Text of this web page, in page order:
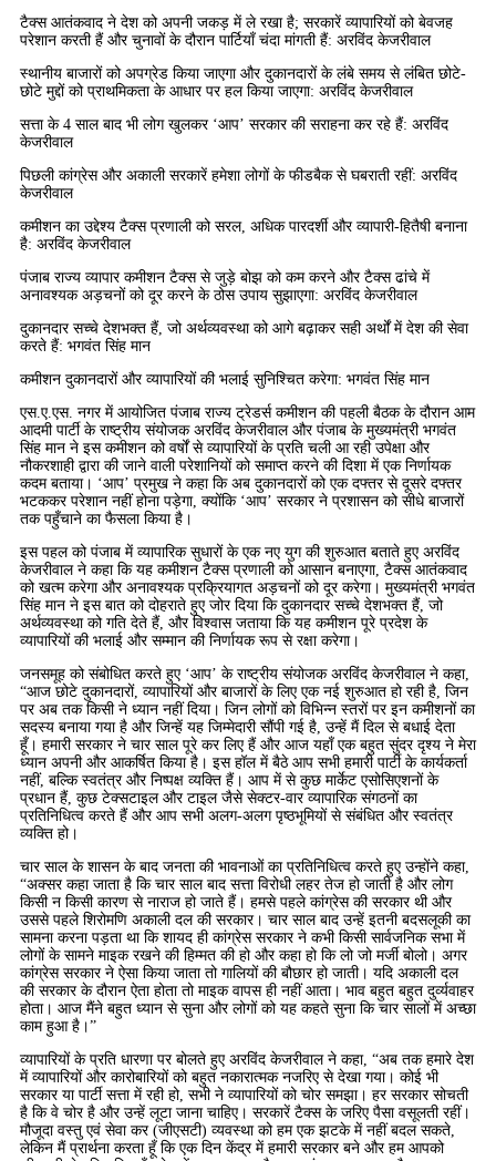
टैक्स आतंकवाद ने देश को अपनी जकड़ में ले रखा है; सरकारें व्यापारियों को बेवजह
परेशान करती हैं और चुनावों के दौरान पार्टियाँ चंदा मांगती हैं: अरविंद केजरीवाल
स्थानीय बाजारों को अपग्रेड किया जाएगा और दुकानदारों के लंबे समय से लंबित छोटे-
छोटे मुद्दों को प्राथमिकता के आधार पर हल किया जाएगा: अरविंद केजरीवाल
सत्ता के 4 साल बाद भी लोग खुलकर ‘आप’ सरकार की सराहना कर रहे हैं: अरविंद
केजरीवाल
पिछली कांग्रेस और अकाली सरकारें हमेशा लोगों के फीडबैक से घबराती रहीं: अरविंद
केजरीवाल
कमीशन का उद्देश्य टैक्स प्रणाली को सरल, अधिक पारदर्शी और व्यापारी-हितैषी बनाना
है: अरविंद केजरीवाल
पंजाब राज्य व्यापार कमीशन टैक्स से जुड़े बोझ को कम करने और टैक्स ढांचे में
अनावश्यक अड़चनों को दूर करने के ठोस उपाय सुझाएगा: अरविंद केजरीवाल
दुकानदार सच्चे देशभक्त हैं, जो अर्थव्यवस्था को आगे बढ़ाकर सही अर्थों में देश की सेवा
करते हैं: भगवंत सिंह मान
कमीशन दुकानदारों और व्यापारियों की भलाई सुनिश्चित करेगा: भगवंत सिंह मान
एस.ए.एस. नगर में आयोजित पंजाब राज्य ट्रेडर्स कमीशन की पहली बैठक के दौरान आम
आदमी पार्टी के राष्ट्रीय संयोजक अरविंद केजरीवाल और पंजाब के मुख्यमंत्री भगवंत
सिंह मान ने इस कमीशन को वर्षों से व्यापारियों के प्रति चली आ रही उपेक्षा और
नौकरशाही द्वारा की जाने वाली परेशानियों को समाप्त करने की दिशा में एक निर्णायक
कदम बताया। ‘आप’ प्रमुख ने कहा कि अब दुकानदारों को एक दफ्तर से दूसरे दफ्तर
भटककर परेशान नहीं होना पड़ेगा, क्योंकि ‘आप’ सरकार ने प्रशासन को सीधे बाजारों
तक पहुँचाने का फैसला किया है।
इस पहल को पंजाब में व्यापारिक सुधारों के एक नए युग की शुरुआत बताते हुए अरविंद
केजरीवाल ने कहा कि यह कमीशन टैक्स प्रणाली को आसान बनाएगा, टैक्स आतंकवाद
को खत्म करेगा और अनावश्यक प्रक्रियागत अड़चनों को दूर करेगा। मुख्यमंत्री भगवंत
सिंह मान ने इस बात को दोहराते हुए जोर दिया कि दुकानदार सच्चे देशभक्त हैं, जो
अर्थव्यवस्था को गति देते हैं, और विश्वास जताया कि यह कमीशन पूरे प्रदेश के
व्यापारियों की भलाई और सम्मान की निर्णायक रूप से रक्षा करेगा।
जनसमूह को संबोधित करते हुए ‘आप’ के राष्ट्रीय संयोजक अरविंद केजरीवाल ने कहा,
“आज छोटे दुकानदारों, व्यापारियों और बाजारों के लिए एक नई शुरुआत हो रही है, जिन
पर अब तक किसी ने ध्यान नहीं दिया। जिन लोगों को विभिन्न स्तरों पर इन कमीशनों का
सदस्य बनाया गया है और जिन्हें यह जिम्मेदारी सौंपी गई है, उन्हें मैं दिल से बधाई देता
हूँ। हमारी सरकार ने चार साल पूरे कर लिए हैं और आज यहाँ एक बहुत सुंदर दृश्य ने मेरा
ध्यान अपनी और आकर्षित किया है। इस हॉल में बैठे आप सभी हमारी पार्टी के कार्यकर्ता
नहीं, बल्कि स्वतंत्र और निष्पक्ष व्यक्ति हैं। आप में से कुछ मार्केट एसोसिएशनों के
प्रधान हैं, कुछ टेक्सटाइल और टाइल जैसे सेक्टर-वार व्यापारिक संगठनों का
प्रतिनिधित्व करते हैं और आप सभी अलग-अलग पृष्ठभूमियों से संबंधित और स्वतंत्र
व्यक्ति हो।
चार साल के शासन के बाद जनता की भावनाओं का प्रतिनिधित्व करते हुए उन्होंने कहा,
“अक्सर कहा जाता है कि चार साल बाद सत्ता विरोधी लहर तेज हो जाती है और लोग
किसी न किसी कारण से नाराज हो जाते हैं। हमसे पहले कांग्रेस की सरकार थी और
उससे पहले शिरोमणि अकाली दल की सरकार। चार साल बाद उन्हें इतनी बदसलूकी का
सामना करना पड़ता था कि शायद ही कांग्रेस सरकार ने कभी किसी सार्वजनिक सभा में
लोगों के सामने माइक रखने की हिम्मत की हो और कहा हो कि लो जो मर्जी बोलो। अगर
कांग्रेस सरकार ने ऐसा किया जाता तो गालियों की बौछार हो जाती। यदि अकाली दल
की सरकार के दौरान ऐता होता तो माइक वापस ही नहीं आता। भाव बहुत बहुत दुर्व्यवाहर
होता। आज मैंने बहुत ध्यान से सुना और लोगों को यह कहते सुना कि चार सालों में अच्छा
काम हुआ है।”
व्यापारियों के प्रति धारणा पर बोलते हुए अरविंद केजरीवाल ने कहा, “अब तक हमारे देश
में व्यापारियों और कारोबारियों को बहुत नकारात्मक नजरिए से देखा गया। कोई भी
सरकार या पार्टी सत्ता में रही हो, सभी ने व्यापारियों को चोर समझा। हर सरकार सोचती
है कि वे चोर है और उन्हें लूटा जाना चाहिए। सरकारें टैक्स के जरिए पैसा वसूलती रहीं।
मौजूदा वस्तु एवं सेवा कर (जीएसटी) व्यवस्था को हम एक झटके में नहीं बदल सकते,
लेकिन मैं प्रार्थना करता हूँ कि एक दिन केंद्र में हमारी सरकार बने और हम आपको